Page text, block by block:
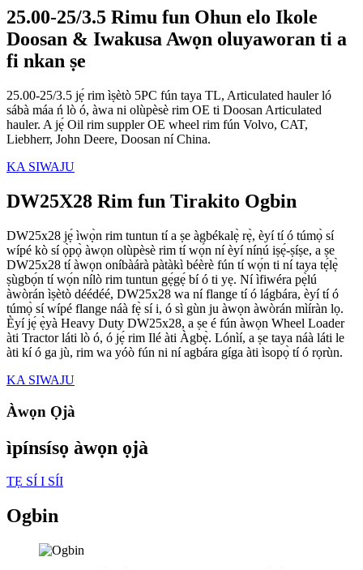
25.00-25/3.5 Rimu fun Ohun elo Ikole
Doosan & Iwakusa Awọn oluyaworan ti a
fi nkan ṣe
25.00-25/3.5 jẹ́ rim ìṣètò 5PC fún taya TL, Articulated hauler ló
sábà máa ń lò ó, àwa ni olùpèsè rim OE ti Doosan Articulated
hauler. A jẹ́ Oil rim suppler OE wheel rim fún Volvo, CAT,
Liebherr, John Deere, Doosan ní China.
KA SIWAJU
DW25X28 Rim fun Tirakito Ogbin
DW25x28 jẹ́ ìwọ̀n rim tuntun tí a ṣe àgbékalẹ̀ rẹ̀, èyí tí ó túmọ̀ sí
wípé kò sí ọ̀pọ̀ àwọn olùpèsè rim tí wọ́n ní èyí nínú iṣẹ́-ṣíṣe, a ṣe
DW25x28 tí àwọn oníbàárà pàtàkì béèrè fún tí wọ́n ti ní taya tẹ́lẹ̀
ṣùgbọ́n tí wọ́n nílò rim tuntun gẹ́gẹ́ bí ó ti yẹ. Ní ìfiwéra pẹ̀lú
àwòrán ìṣètò déédéé, DW25x28 wa ní flange tí ó lágbára, èyí tí ó
túmọ̀ sí wípé flange náà fẹ̀ sí i, ó sì gùn ju àwọn àwòrán mìíràn lọ.
Èyí jẹ́ ẹ̀yà Heavy Duty DW25x28, a ṣe é fún àwọn Wheel Loader
àti Tractor láti lò ó, ó jẹ́ rim Ilé àti Àgbẹ̀. Lónìí, a ṣe taya náà láti le
àti kí ó ga jù, rim wa yóò fún ni ní agbára gíga àti ìsopọ̀ tí ó rọrùn.
KA SIWAJU
Àwọn Ọjà
ìpínsísọ àwọn ọjà
TẸ SÍ I SÍI
Ogbin